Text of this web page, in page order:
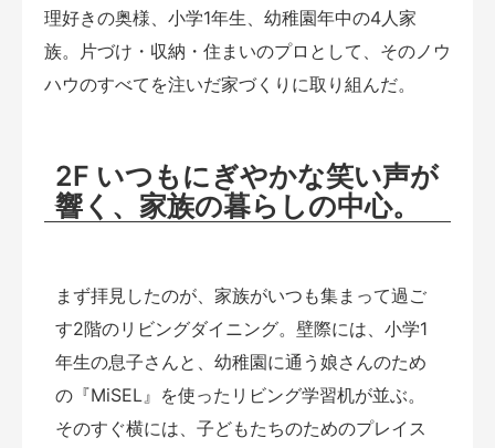
理好きの奥様、小学1年生、幼稚園年中の4人家
族。片づけ・収納・住まいのプロとして、そのノウ
ハウのすべてを注いだ家づくりに取り組んだ。
2F いつもにぎやかな笑い声が
響く、家族の暮らしの中心。
まず拝見したのが、家族がいつも集まって過ご
す2階のリビングダイニング。壁際には、小学1
年生の息子さんと、幼稚園に通う娘さんのため
の『MiSEL』を使ったリビング学習机が並ぶ。
そのすぐ横には、子どもたちのためのプレイス